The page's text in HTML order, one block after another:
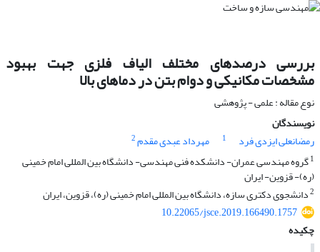
بررسی درصدهای مختلف الیاف فلزی جهت بهبود
مشخصات مکانیکی و دوام بتن در دماهای بالا
نوع مقاله : علمی - پژوهشی
نویسندگان
رمضانعلی ایزدی فرد
1 مهرداد عبدی مقدم2
1گروه مهندسی عمران- دانشکده فنی مهندسی- دانشگاه بین المللی امام خمینی
(ره)- قزوین- ایران
2دانشجوی دکتری سازه، دانشگاه بین المللی امام خمینی (ره)، قزوین، ایران
10.22065/jsce.2019.166490.1757
چکیده